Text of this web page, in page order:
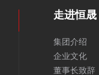
走进恒晟
集团介绍
企业文化
董事长致辞